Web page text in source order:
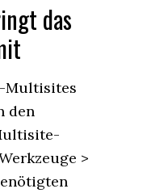
das
Multisites
den
>